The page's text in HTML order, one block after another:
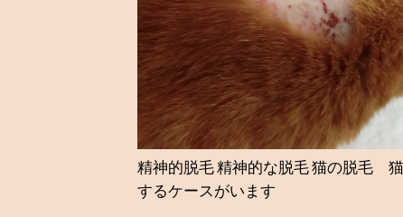
精神的脱毛 精神的な脱毛 猫の脱毛
するケースがいます